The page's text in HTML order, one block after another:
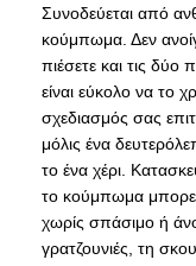
Συνοδεύεται από
κούμπωμα. Δεν
πιέσετε και τις δύο
είναι εύκολο να το
σχεδιασμός σας
μόλις ένα
το ένα χέρι.
το κούμπωμα μπορεί
χωρίς σπάσιμο ή
γρατζουνιές, τη